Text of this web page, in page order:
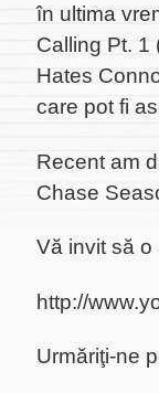
în ultima
Calling Pt. 1
Hates
care pot fi
Recent am
Chase
Vă invit să o
http://
Urmăriţi-ne